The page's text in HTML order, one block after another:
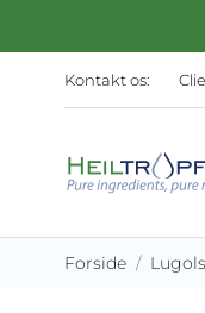
Kontakt os:
Forside